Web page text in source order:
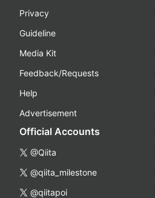
Privacy
Guideline
Media Kit
Feedback/Requests
Help
Advertisement
Official Accounts
@Qiita
@qiita_milestone
@qiitapoi